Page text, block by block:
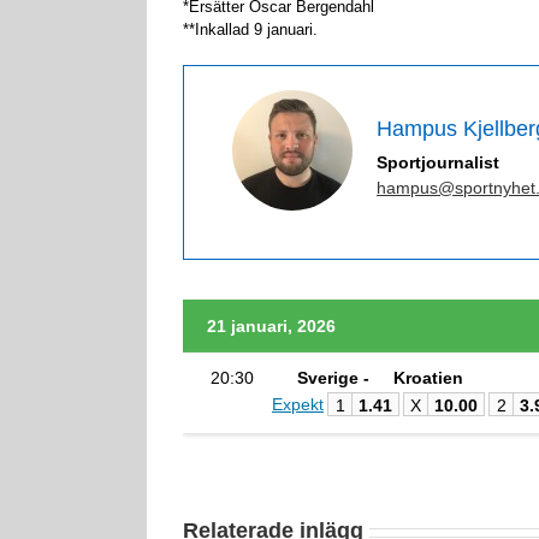
*Ersätter Oscar Bergendahl
**Inkallad 9 januari.
Hampus
Sportjournalist
21 januari, 2026
20:30 Sverige -
Kroatien
Expekt
1 1.41 X 10.00 2
Relaterade inlägg